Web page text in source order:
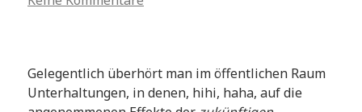
Gelegentlich überhört man im öffentlichen Raum
Unterhaltungen, in denen, hihi, haha, auf die